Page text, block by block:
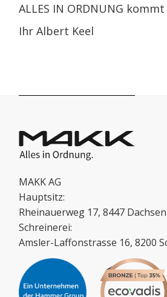
ALLES IN ORDNUNG
Ihr Albert Keel
MAKK AG
Hauptsitz:
Rheinauerweg 17, 8447 Dachsen
Schreinerei:
Amsler-Laffonstrasse 16, 8200